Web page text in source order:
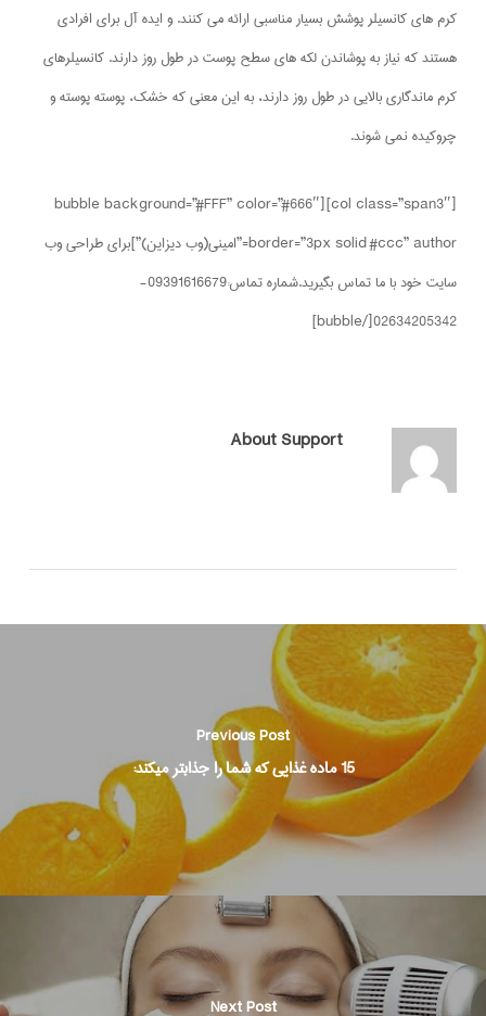
کرم های کانسیلر پوشش بسیار مناسبی ارائه می کنند. و ایده آل برای افرادی
هستند که نیاز به پوشاندن لکه های سطح پوست در طول روز دارند. کانسیلرهای
کرم ماندگاری بالایی در طول روز دارند، به این معنی که خشک، پوسته پوسته و
چروکیده نمی شوند.
[col class=”span3″][bubble background=”#FFF” color=”#666″
border=”3px solid #ccc” author=”امینی(وب دیزاین)”]برای طراحی وب
سایت خود با ما تماس بگیرید.شماره تماس:09391616679-
02634205342[/bubble]
AboutSupport
Previous Post
15 ماده غذایی که شما را جذابتر میکند:
Next Post